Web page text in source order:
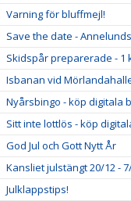
Varning för bluffmejl!
Save the date -
Skidspår preparerade - 1
Isbanan vid
Nyårsbingo - köp digitala
Sitt inte lottlös - köp
God Jul och Gott Nytt År
Kansliet julstängt 20/12 -
Julklappstips!